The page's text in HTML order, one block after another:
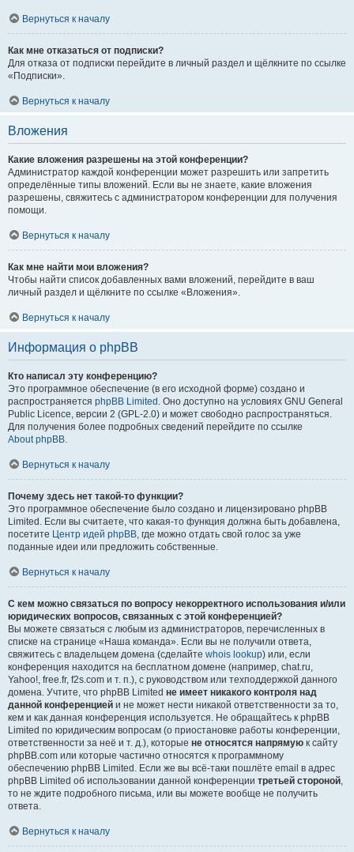
Вернуться к началу
Как мне отказаться от подписки?
Для отказа от подписки перейдите в личный раздел и щёлкните по ссылке
«Подписки».
Вернуться к началу
Вложения
Какие вложения разрешены на этой конференции?
Администратор каждой конференции может разрешить или запретить
определённые типы вложений. Если вы не знаете, какие вложения
разрешены, свяжитесь с администратором конференции для получения
помощи.
Вернуться к началу
Как мне найти мои вложения?
Чтобы найти список добавленных вами вложений, перейдите в ваш
личный раздел и щёлкните по ссылке «Вложения».
Вернуться к началу
Информация о phpBB
Кто написал эту конференцию?
Это программное обеспечение (в его исходной форме) создано и
распространяется phpBB Limited . Оно доступно на условиях GNU General
Public Licence, версии 2 (GPL-2.0) и может свободно распространяться.
Для получения более подробных сведений перейдите по ссылке
About phpBB.
Вернуться к началу
Почему здесь нет такой-то функции?
Это программное обеспечение было создано и лицензировано phpBB
Limited. Если вы считаете, что какая-то функция должна быть добавлена,
посетите Центр идей phpBB, где можно отдать свой голос за уже
поданные идеи или предложить собственные.
Вернуться к началу
С кем можно связаться по вопросу некорректного использования и/или
юридических вопросов, связанных с этой конференцией?
Вы можете связаться с любым из администраторов, перечисленных в
списке на странице «Наша команда». Если вы не получили ответа,
свяжитесь с владельцем домена (сделайте whois lookup) или, если
конференция находится на бесплатном домене (например, chat.ru,
Yahoo!, free.fr, f2s.com и т. п.), с руководством или техподдержкой данного
домена. Учтите, что phpBB Limited не имеет никакого контроля над
данной конференцией и не может нести никакой ответственности за то,
кем и как данная конференция используется. Не обращайтесь к phpBB
Limited по юридическим вопросам (о приостановке работы конференции,
ответственности за неё и т. д.), которые не относятся напрямую к сайту
phpBB.com или которые частично относятся к программному
обеспечению phpBB Limited. Если же вы всё-таки пошлёте email в адрес
phpBB Limited об использовании данной конференции третьей стороной,
то не ждите подробного письма, или вы можете вообще не получить
ответа.
Вернуться к началу